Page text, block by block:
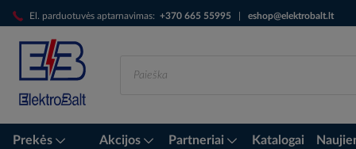
El. parduotuvės aptarnavimas: +370 665 55995 eshop@elektrobalt.lt
Skip
to
Content
Prekės Akcijos Partneriai Katalogai